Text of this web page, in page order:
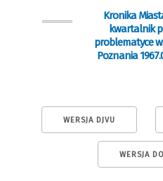
Kronika
kwartalnik
problematyce
Poznania
WERSJA DJVU
WERSJA